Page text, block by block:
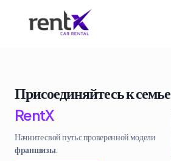
Присоединяйтесь к семье
RentX
Начните свой путь с проверенной модели
франшизы.